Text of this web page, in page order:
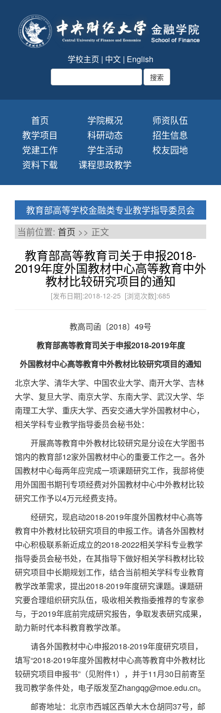
学校主页 | 中文 | English
首页 学院概况
师资队伍
教学项目
科研动态
招生信息
党建工作
学生活动
校友园地
资料下载
课程思政教学
教育部高等学校金融类专业教学指导委员会
当前位置: 首页 >> 正文
教育部高等教育司关于申报2018-
2019年度外国教材中心高等教育中外
教材比较研究项目的通知
[发布日期]:2018-12-25 [浏览次数]:685
教高司函〔2018〕49号
教育部高等教育司关于申报2018-2019年度
外国教材中心高等教育中外教材比较研究项目的通知
北京大学、清华大学、中国农业大学、南开大学、吉林
大学、复旦大学、南京大学、东南大学、武汉大学、华
南理工大学、重庆大学、西安交通大学外国教材中心，
相关学科专业教学指导委员会秘书处：
开展高等教育中外教材比较研究是分设在大学图书
馆内的教育部12家外国教材中心的重要工作之一。各外
国教材中心每两年应完成一项课题研究工作，我部将使
用外国图书期刊专项经费对外国教材中心中外教材比较
研究工作予以4万元经费支持。
经研究，现启动2018-2019年度外国教材中心高等
教育中外教材比较研究项目的申报工作。请各外国教材
中心积极联系新近成立的2018-2022相关学科专业教学
指导委员会秘书处，在其指导下做好相关学科教材比较
研究项目中长期规划工作，结合当前相关学科专业教育
教学改革需求，提出2018-2019年度研究课题。课题研
究要合理组织研究队伍，吸收相关教指委推荐的专家参
与，于2019年底前完成研究报告，争取发表研究成果，
助力新时代本科教育教学改革。
请各外国教材中心申报2018-2019年度研究项目，
填写“2018-2019年度外国教材中心高等教育中外教材比
较研究项目申报书”（见附件1），并于11月30日前寄至
我司教学条件处，电子版发至Zhangqg@moe.edu.cn。
邮寄地址：北京市西城区西单大木仓胡同37号，邮